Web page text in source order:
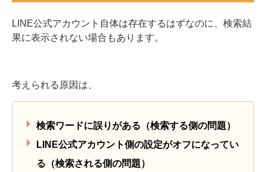
LINE公式アカウント自体は存在するはずなのに、検索結
果に表示されない場合もあります。
考えられる原因は、
検索ワードに誤りがある（検索する側の問題）
LINE公式アカウント側の設定がオフになってい
る（検索される側の問題）